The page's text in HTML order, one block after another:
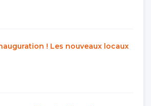
! Les nouveaux locaux